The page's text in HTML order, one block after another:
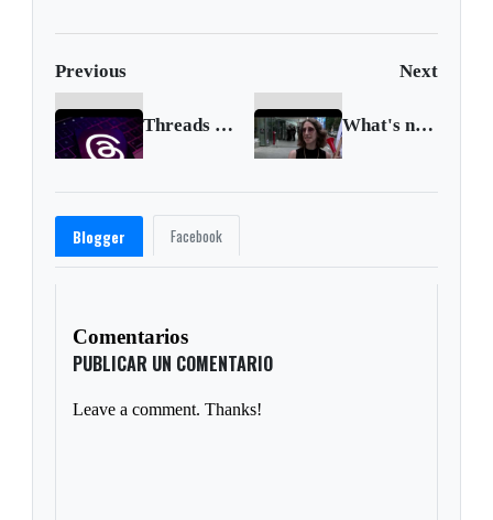
Previous Next
Threads overtakes ChatGPT as fastest-growing platform What's new in Israel's rebooted judicial bill?
Blogger Facebook
Comentarios
PUBLICAR UN COMENTARIO
Leave a comment. Thanks!